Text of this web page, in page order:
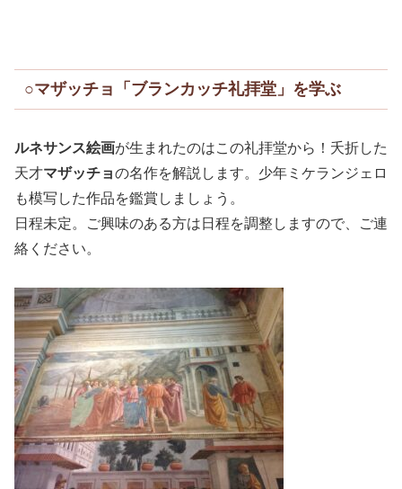
○マザッチョ「ブランカッチ礼拝堂」を学ぶ
ルネサンス絵画が生まれたのはこの礼拝堂から！夭折した
天才マザッチョの名作を解説します。少年ミケランジェロ
も模写した作品を鑑賞しましょう。
日程未定。ご興味のある方は日程を調整しますので、ご連
絡ください。